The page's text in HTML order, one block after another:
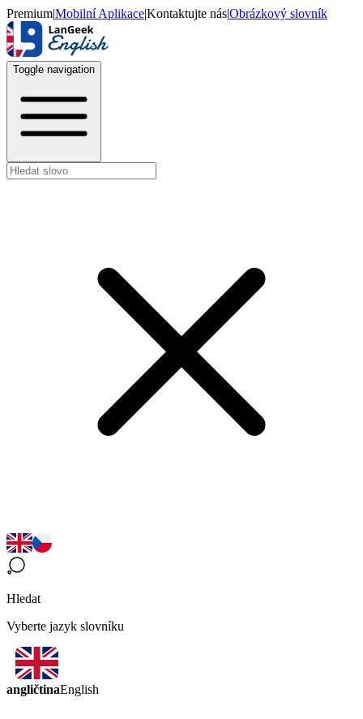
Premium|Mobilní Aplikace|Kontaktujte nás|Obrázkový slovník
Toggle navigation
Hledat
Vyberte jazyk slovníku
angličtinaEnglish